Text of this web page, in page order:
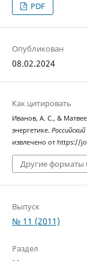
PDF
Опубликован
08.02.2024
Как цитировать
Иванов, А. С., &
энергетике.
извлечено от https://
Другие форматы
Выпуск
№ 11 (2011)
Раздел